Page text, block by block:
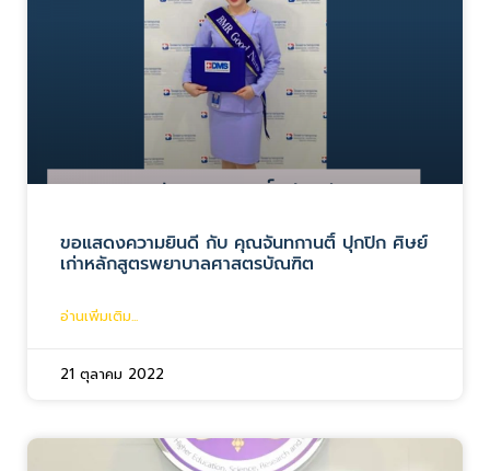
ขอแสดงความยินดี กับ คุณจันทกานติ์ ปุกปิก ศิษย์
เก่าหลักสูตรพยาบาลศาสตรบัณฑิต
อ่านเพิ่มเติม...
21 ตุลาคม 2022